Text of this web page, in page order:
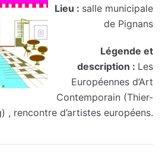
Lieu : salle municipale
de Pignans
Légende et
description : Les
Européennes d’Art
Contemporain (Thier-
, rencontre d’artistes européens.